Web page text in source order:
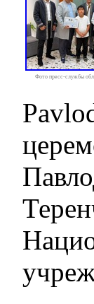
Фото пресс-службы